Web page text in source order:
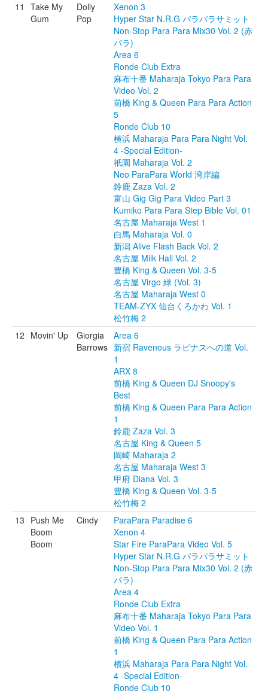
11
Take My
Gum
Dolly
Pop
Xenon 3
Hyper Star N.R.G パラパラサミット
Non-Stop Para Para Mix30 Vol. 2 (赤
パラ)
Area 6
Ronde Club Extra
麻布十番 Maharaja Tokyo Para Para
Video Vol. 2
前橋 King & Queen Para Para Action
5
Ronde Club 10
横浜 Maharaja Para Para Night Vol.
4 -Special Edition-
祇園 Maharaja Vol. 2
Neo ParaPara World 湾岸編
鈴鹿 Zaza Vol. 2
富山 Gig Gig Para Video Part 3
Kumiko Para Para Step Bible Vol. 01
名古屋 Maharaja West 1
白馬 Maharaja Vol. 0
新潟 Alive Flash Back Vol. 2
名古屋 Milk Hall Vol. 2
豊橋 King & Queen Vol. 3-5
名古屋 Virgo 緑 (Vol. 3)
名古屋 Maharaja West 0
TEAM-ZYX 仙台くろかわ Vol. 1
松竹梅 2
12 Movin' Up
Giorgia
Barrows
Area 6
新宿 Ravenous ラビナスへの道 Vol.
1
ARX 8
前橋 King & Queen DJ Snoopy's
Best
前橋 King & Queen Para Para Action
1
鈴鹿 Zaza Vol. 3
名古屋 King & Queen 5
岡崎 Maharaja 2
名古屋 Maharaja West 3
甲府 Diana Vol. 3
豊橋 King & Queen Vol. 3-5
松竹梅 2
13 Push Me
Boom
Boom
Cindy
ParaPara Paradise 6
Xenon 4
Star Fire ParaPara Video Vol. 5
Hyper Star N.R.G パラパラサミット
Non-Stop Para Para Mix30 Vol. 2 (赤
パラ)
Area 4
Ronde Club Extra
麻布十番 Maharaja Tokyo Para Para
Video Vol. 1
前橋 King & Queen Para Para Action
1
横浜 Maharaja Para Para Night Vol.
4 -Special Edition-
Ronde Club 10